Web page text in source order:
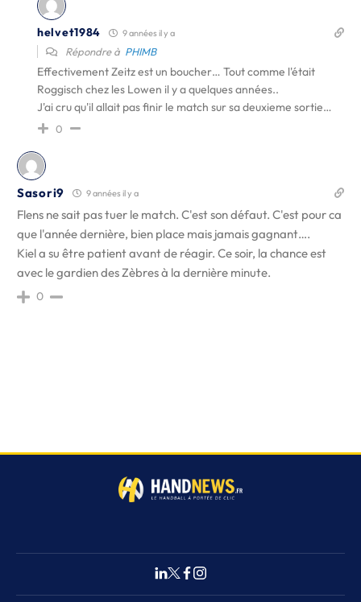
helvet1984 9 années il y a
Répondre à PHIMB
Effectivement Zeitz est un boucher… Tout comme l'était
Roggisch chez les Lowen il y a quelques années..
J'ai cru qu'il allait pas finir le match sur sa deuxieme sortie…
0
Sasori9 9 années il y a
Flens ne sait pas tuer le match. C'est son défaut. C'est pour ca
que l'année dernière, bien place mais jamais gagnant….
Kiel a su être patient avant de réagir. Ce soir, la chance est
avec le gardien des Zèbres à la dernière minute.
0